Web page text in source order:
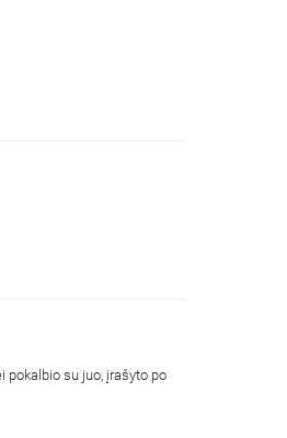
su juo, įrašyto po